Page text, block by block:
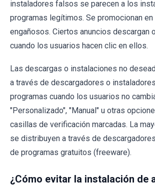
instaladores falsos se parecen a los
programas legítimos. Se promocionan
engañosos. Ciertos anuncios descargan
cuando los usuarios hacen clic en ellos.
Las descargas o instalaciones no
a través de descargadores o
programas cuando los usuarios no
"Personalizado", "Manual" u otras
casillas de verificación marcadas. La
se distribuyen a través de
de programas gratuitos (freeware).
¿Cómo evitar la instalación de